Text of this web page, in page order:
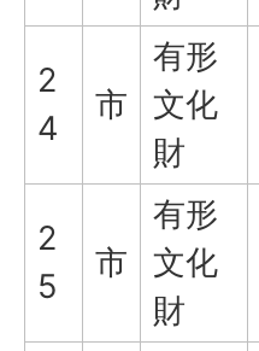
2
4
市
有形
文化
財
2
5
市
有形
文化
財